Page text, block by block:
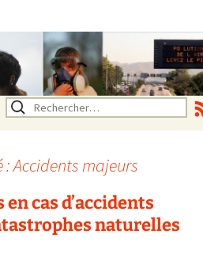
Rechercher :
Accidents majeurs
cas d’accidents
naturelles